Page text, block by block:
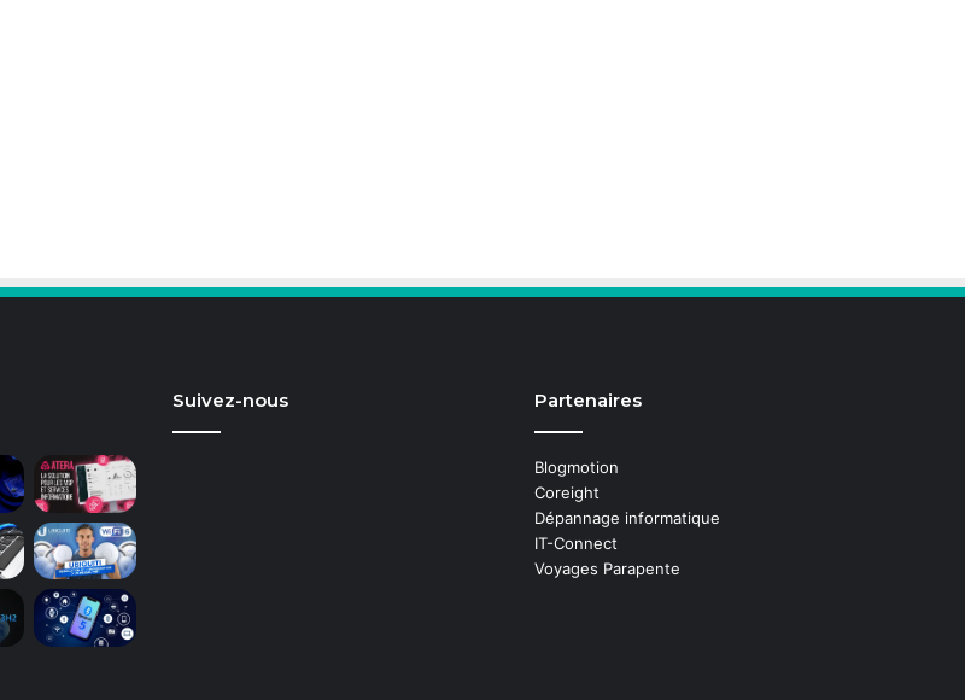
Suivez-nous Partenaires
Blogmotion
Coreight
Dépannage informatique
IT-Connect
Voyages Parapente